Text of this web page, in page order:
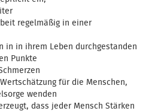
regelmäßig in einer
in in ihrem Leben durchgestanden
Punkte
für die Menschen,
wenden
dass jeder Mensch Stärken